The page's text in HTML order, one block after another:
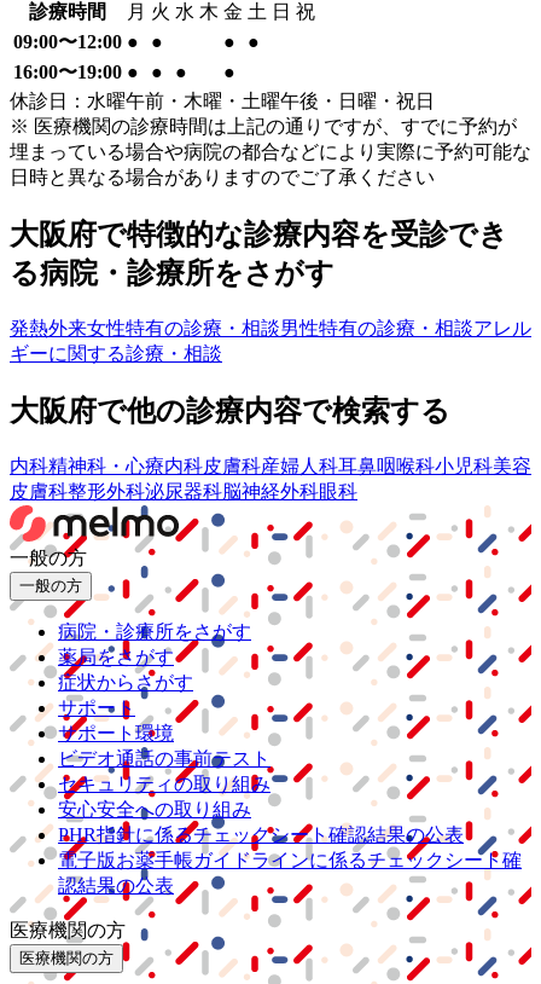
診療時間 月 火 水 木 金 土 日 祝
09:00〜12:00 ● ● ●
●
16:00〜19:00 ● ● ●
●
休診日：水曜午前・木曜・土曜午後・日曜・祝日
※ 医療機関の診療時間は上記の通りですが、すでに予約が
埋まっている場合や病院の都合などにより実際に予約可能な
日時と異なる場合がありますのでご了承ください
大阪府で特徴的な診療内容を受診でき
る病院・診療所をさがす
発熱外来女性特有の診療・相談男性特有の診療・相談アレル
ギーに関する診療・相談
大阪府で他の診療内容で検索する
内科精神科・心療内科皮膚科産婦人科耳鼻咽喉科小児科美容
皮膚科整形外科泌尿器科脳神経外科眼科
一般の方
一般の方
病院・診療所をさがす
薬局をさがす
症状からさがす
サポート
サポート環境
ビデオ通話の事前テスト
セキュリティの取り組み
安心安全への取り組み
PHR指針に係るチェックシート確認結果の公表
電子版お薬手帳ガイドラインに係るチェックシート確
認結果の公表
医療機関の方
医療機関の方